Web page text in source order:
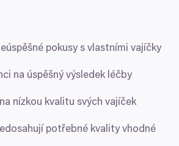
pokusy s vlastními vajíčky
na úspěšný výsledek léčby
nízkou kvalitu svých vajíček
potřebné kvality vhodné